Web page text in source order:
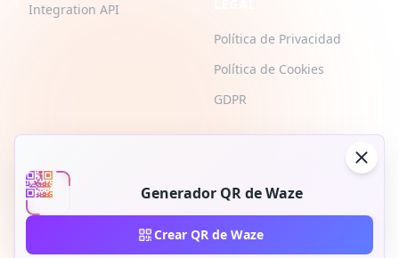
Generador QR de Waze
Crear QR de Waze
Integration API
Política de Privacidad
Política de Cookies
GDPR
2026 © QR-Build. QR-Build. Todos los derechos reservados